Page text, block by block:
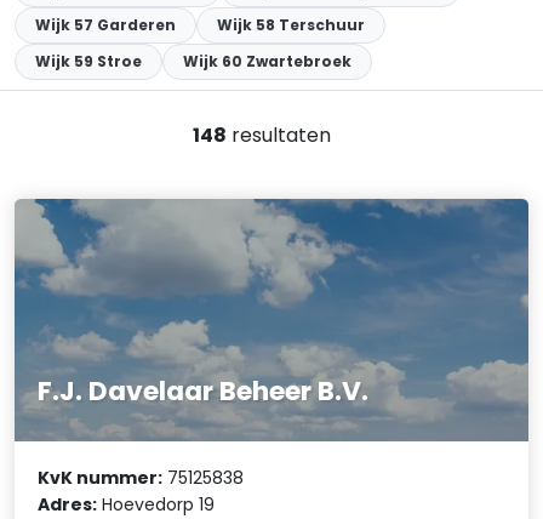
Wijk 57 Garderen
Wijk 58 Terschuur
Wijk 59 Stroe
Wijk 60 Zwartebroek
148 resultaten
F.J. Davelaar Beheer B.V.
KvK nummer: 75125838
Adres: Hoevedorp 19